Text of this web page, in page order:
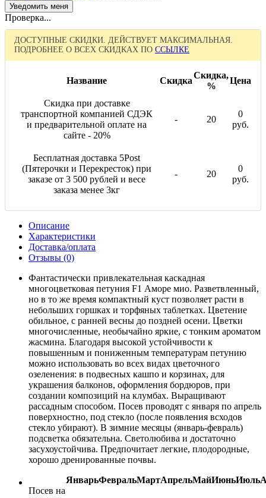
Проверка...
ДОСТУПНЫЕ СКИДКИ. ДЕЙСТВУЕТ МАКСИМАЛЬНАЯ.
ПОДРОБНЕЕ О ВСЕХ СКИДКАХ ПО ССЫЛКЕ
Название Скидка
Скидка,
%
Цена
Скидка при доставке
транспортной компанией СДЭК
и предварительной оплате на
сайте - 20%
- 20
0
руб.
Бесплатная доставка 5Post
(Пятерочки и Перекресток) при
заказе от 3 500 рублей и весе
заказа менее 3кг
- 20
0
руб.
Описание
Характеристики
Доставка/оплата
Отзывы (0)
Фантастически привлекательная каскадная
многоцветковая петуния F1 Аморе мио. Разветвленный,
но в то же время компактный куст позволяет расти в
небольших горшках и торфяных таблетках. Цветение
обильное, с ранней весны до поздней осени. Цветки
многочисленные, необычайно яркие, с тонким ароматом
жасмина. Благодаря высокой устойчивости к
повышенным и пониженным температурам петунию
можно использовать во всех видах цветочного
озеленения: в подвесных кашпо и корзинах, для
украшения балконов, оформления бордюров, при
создании композиций на клумбах. Выращивают
рассадным способом. Посев проводят с января по апрель
поверхностно, под стекло (после появления всходов
стекло убирают). В зимние месяцы (январь-февраль)
подсветка обязательна. Светолюбива и достаточно
засухоустойчива. Предпочитает легкие, плодородные,
хорошо дренированные почвы.
ЯнварьФевральМартАпрельМайИюньИюль
Посев на